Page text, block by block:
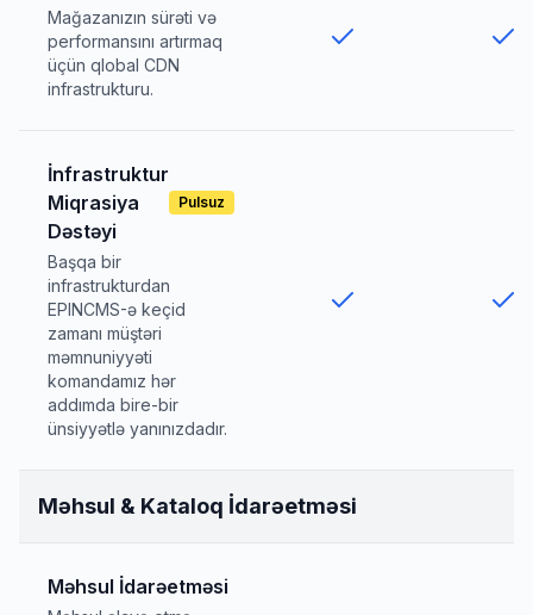
Mağazanızın sürəti və
performansını artırmaq
üçün qlobal CDN
infrastrukturu.
İnfrastruktur
Miqrasiya
Dəstəyi
Pulsuz
Başqa bir
infrastrukturdan
EPINCMS-ə keçid
zamanı müştəri
məmnuniyyəti
komandamız hər
addımda bire-bir
ünsiyyətlə yanınızdadır.
Məhsul & Kataloq İdarəetməsi
Məhsul İdarəetməsi